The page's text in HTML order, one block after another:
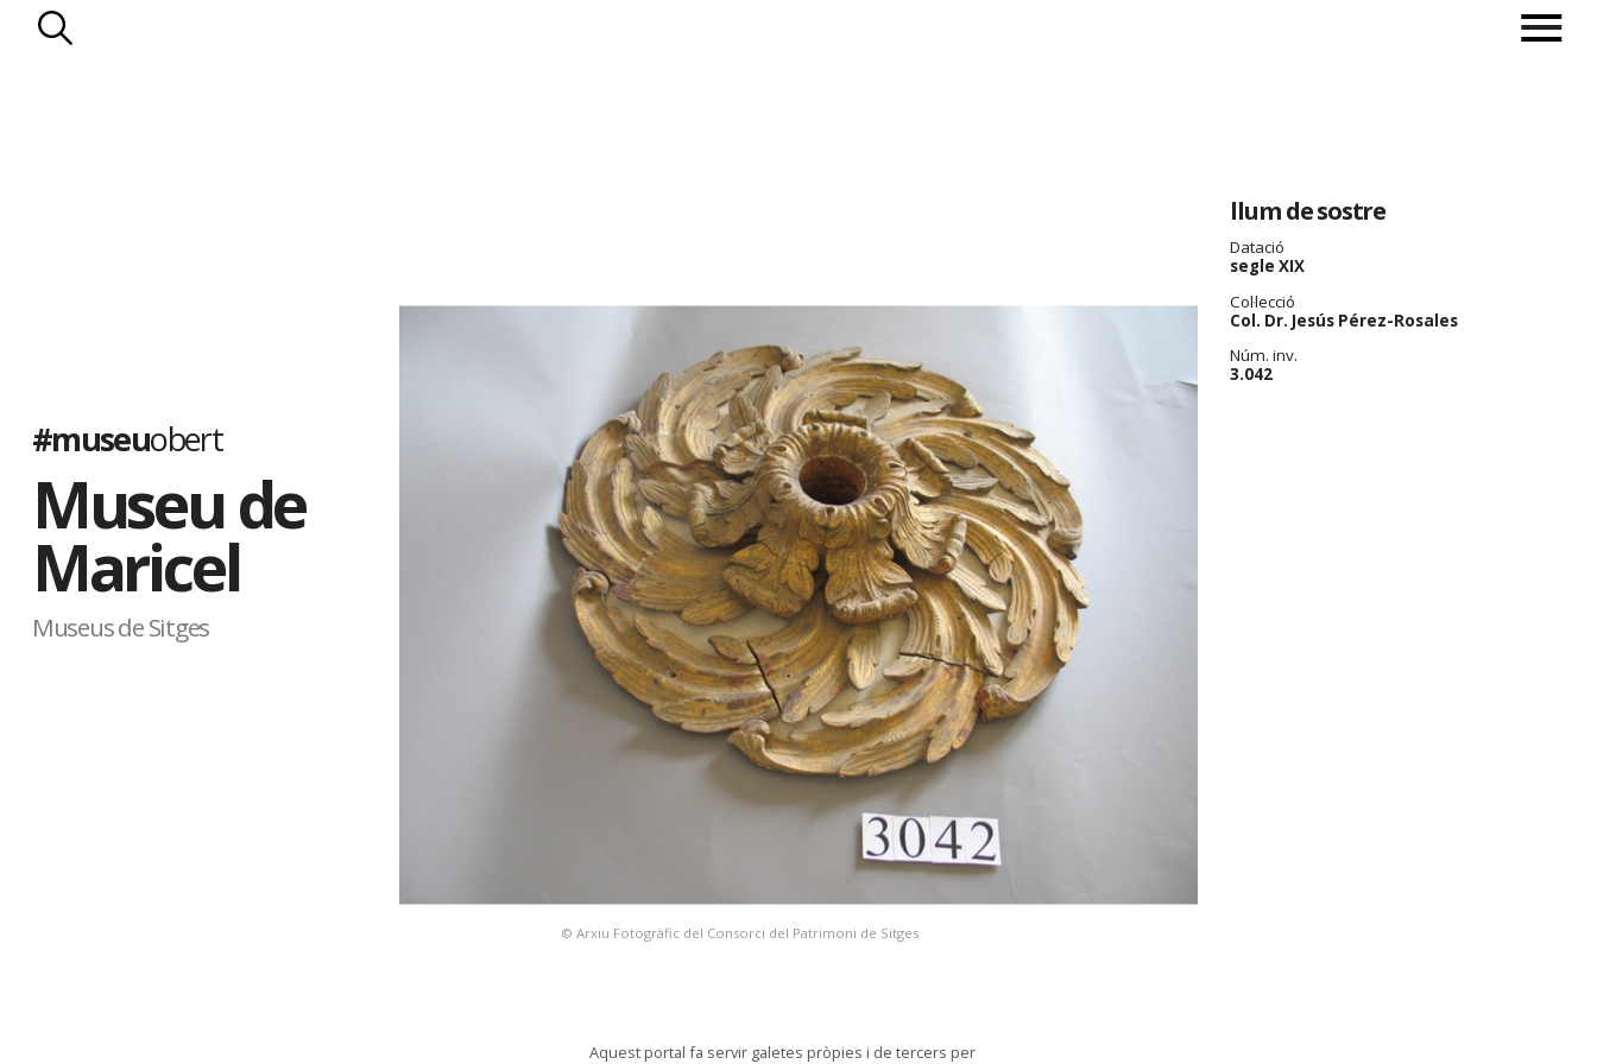
#museuobert
Museu de
Maricel
Museus de Sitges
© Arxiu Fotogràfic del Consorci del Patrimoni de Sitges
llum de sostre
Datació
segle XIX
Col·lecció
Col. Dr. Jesús Pérez-Rosales
Núm. inv.
3.042
Aquest portal fa servir galetes pròpies i de tercers per